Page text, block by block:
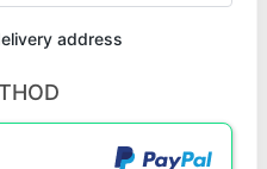
address